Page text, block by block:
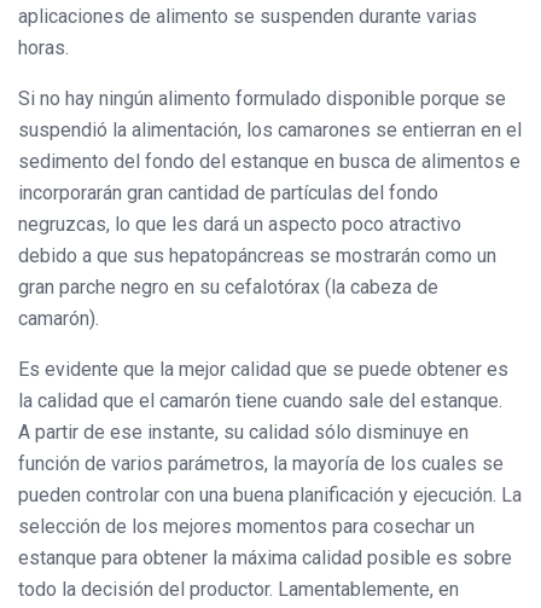
aplicaciones de alimento se suspenden durante varias
horas.
Si no hay ningún alimento formulado disponible porque se
suspendió la alimentación, los camarones se entierran en el
sedimento del fondo del estanque en busca de alimentos e
incorporarán gran cantidad de partículas del fondo
negruzcas, lo que les dará un aspecto poco atractivo
debido a que sus hepatopáncreas se mostrarán como un
gran parche negro en su cefalotórax (la cabeza de
camarón).
Es evidente que la mejor calidad que se puede obtener es
la calidad que el camarón tiene cuando sale del estanque.
A partir de ese instante, su calidad sólo disminuye en
función de varios parámetros, la mayoría de los cuales se
pueden controlar con una buena planificación y ejecución. La
selección de los mejores momentos para cosechar un
estanque para obtener la máxima calidad posible es sobre
todo la decisión del productor. Lamentablemente, en